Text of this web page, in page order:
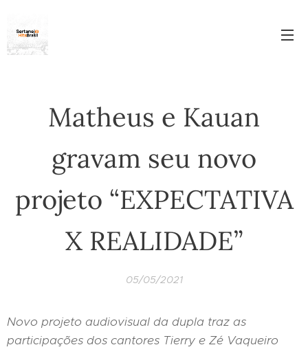
Matheus e Kauan
gravam seu novo
projeto “EXPECTATIVA
X REALIDADE”
05/05/2021
Novo projeto audiovisual da dupla traz as
participações dos cantores Tierry e Zé Vaqueiro